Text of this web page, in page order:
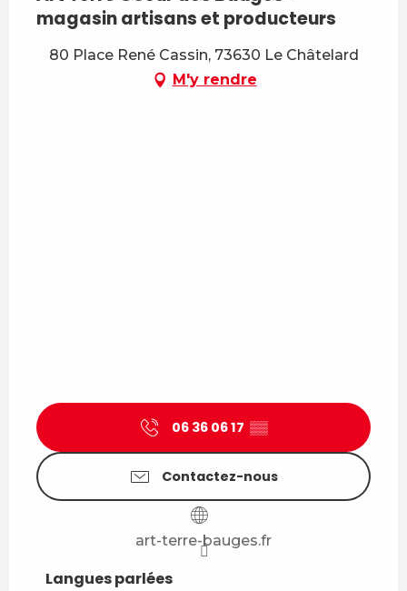
magasin artisans et producteurs
80 Place René Cassin, 73630 Le Châtelard
M'y rendre
06 36 06 17 ▒▒
Contactez-nous
art-terre-bauges.fr
Langues parlées
Langues parlées